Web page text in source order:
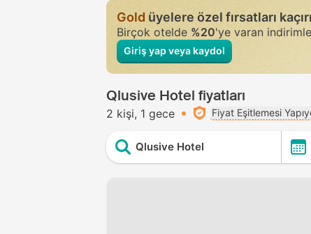
Goldüyelere özel fırsatları
Birçok otelde%20'ye varan
Giriş yap veya kaydol
Qlusive Hotel fiyatları
2 kişi 1 gece Fiyat Eşitlemesi
Qlusive Hotel